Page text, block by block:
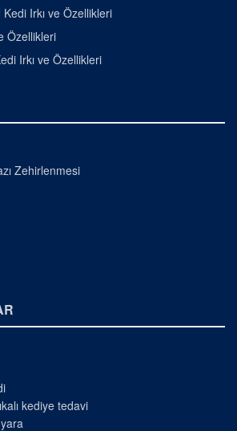
Irkı ve Özellikleri
Özellikleri
Irkı ve Özellikleri
Zehirlenmesi
kediye tedavi